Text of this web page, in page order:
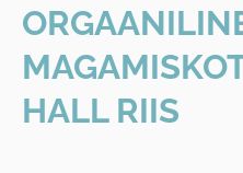
HALL RIIS